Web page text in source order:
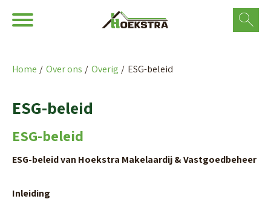
Naar de homepage
Ga naar Hoofd
Home Over ons Overig ESG-beleid
ESG-beleid
ESG-beleid
ESG-beleid van Hoekstra Makelaardij & Vastgoedbeheer
Inleiding